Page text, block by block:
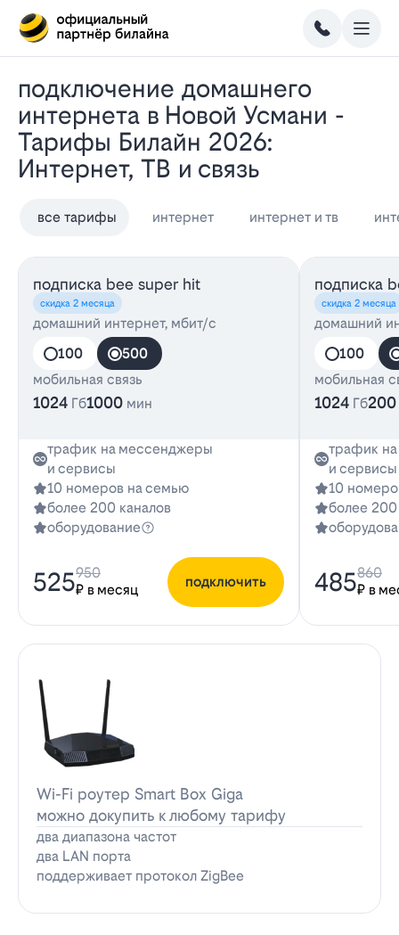
Подключение домашнего
интернета в Новой Усмани -
Тарифы Билайн 2026:
Интернет, ТВ и связь
все тарифы интернет интернет и тв
подписка bee super hit
скидка 2 месяца
домашний интернет, мбит/с
100
500
мобильная связь
1024 Гб1000 мин
трафик на мессенджеры
и сервисы
10 номеров на семью
более 200 каналов
оборудование
525₽ в месяц
950
подключить
подписка
скидка 2 месяца
домашний
100
мобильная
1024 Гб200
трафик
и сервисы
10
более 200
485₽ в
860
Wi-Fi роутер Smart Box Giga
можно докупить к любому тарифу
два диапазона частот
два LAN порта
поддерживает протокол ZigBee